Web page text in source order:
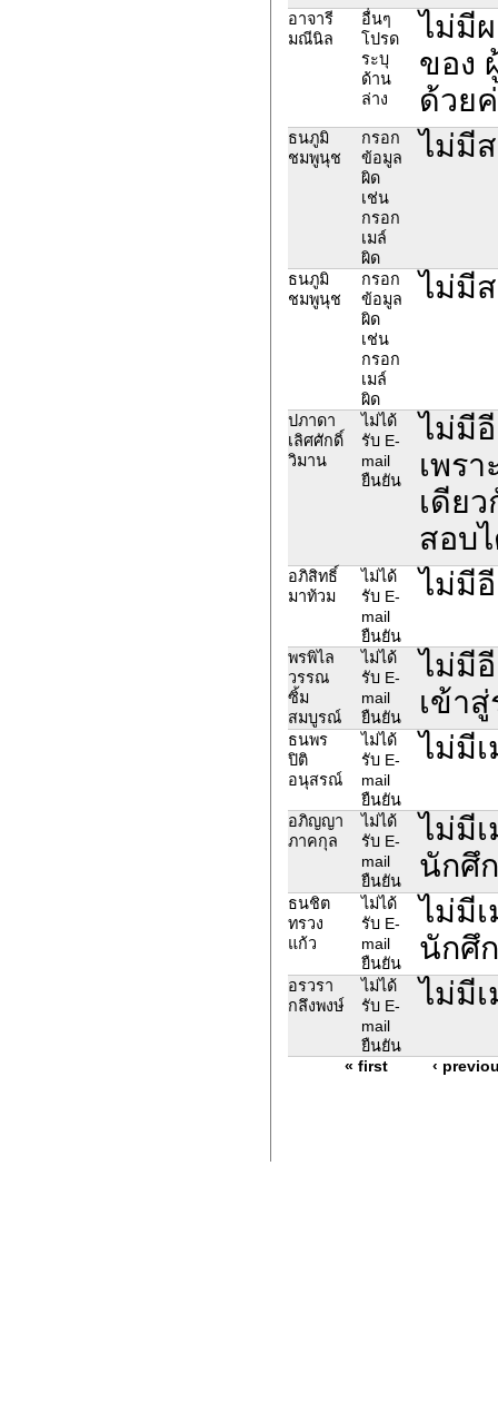
อาจารี
มณีนิล
อื่นๆ
โปรด
ระบุ
ด้าน
ล่าง
ไม่มี
ของ
ด้วย
ธนภูมิ
ชมพูนุช
กรอก
ข้อมูล
ผิด
เช่น
กรอก
เมล์
ผิด
ไม่มี
ธนภูมิ
ชมพูนุช
กรอก
ข้อมูล
ผิด
เช่น
กรอก
เมล์
ผิด
ไม่มี
ปภาดา
เลิศศักดิ์
วิมาน
ไม่ได้
รับ E-
mail
ยืนยัน
ไม่มี
เพร
เดีย
สอบ
อภิสิทธิ์
มาท้วม
ไม่ได้
รับ E-
mail
ยืนยัน
ไม่มี
พรพิไล
วรรณ
ซิ้ม
สมบูรณ์
ไม่ได้
รับ E-
mail
ยืนยัน
ไม่มี
เข้า
ธนพร
ปิติ
อนุสรณ์
ไม่ได้
รับ E-
mail
ยืนยัน
ไม่มี
อภิญญา
ภาคกุล
ไม่ได้
รับ E-
mail
ยืนยัน
ไม่มี
นักศึ
ธนชิต
ทรวง
แก้ว
ไม่ได้
รับ E-
mail
ยืนยัน
ไม่มี
นักศึ
อรวรา
กลึงพงษ์
ไม่ได้
รับ E-
mail
ยืนยัน
ไม่มี
« first ‹